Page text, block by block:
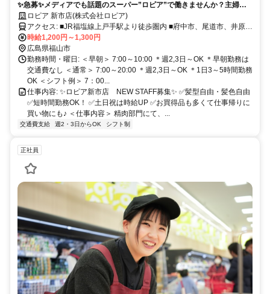
✨急募✨メディアでも話題のスーパー”ロピア”で働きませんか？主婦パ
ート・学生活躍❗︎髪色自由/週2,3日～OK/短時間OK
ロピア 新市店(株式会社ロピア)
アクセス: ■JR福塩線上戸手駅より徒歩圏内 ■府中市、尾道市、井原
市、笠岡市、新市駅、高木駅、駅家駅、万能倉駅方面からもアクセス
便利
時給1,200円～1,300円
広島県福山市
勤務時間・曜日: ＜早朝＞ 7:00～10:00 ＊週2,3日～OK ＊早朝勤務は
交通費なし ＜通常＞ 7:00～20:00 ＊週2,3日～OK ＊1日3～5時間勤務
OK ＜シフト例＞ 7：00...
仕事内容: ✨ロピア新市店 NEW STAFF募集✨ ✅️髪型自由・髪色自由
✅️短時間勤務OK！ ✅️土日祝は時給UP ✅️お買得品も多くて仕事帰りに
買い物にも♪ ＜仕事内容＞ 精肉部門にて、...
交通費支給 週2・3日からOK シフト制
正社員